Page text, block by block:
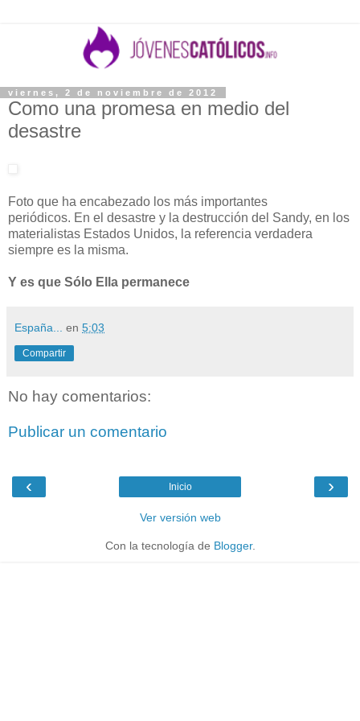
viernes, 2 de noviembre de 2012
Como una promesa en medio del
desastre
Foto que ha encabezado los más importantes
periódicos. En el desastre y la destrucción del Sandy, en los
materialistas Estados Unidos, la referencia verdadera
siempre es la misma.
Y es que Sólo Ella permanece
España... en 5:03
Compartir
No hay comentarios:
Publicar un comentario
‹ ›
Inicio
Ver versión web
Con la tecnología de Blogger.